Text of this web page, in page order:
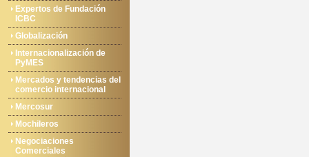
Expertos de Fundación
ICBC
Globalización
Internacionalización de
PyMES
Mercados y tendencias del
comercio internacional
Mercosur
Mochileros
Negociaciones
Comerciales